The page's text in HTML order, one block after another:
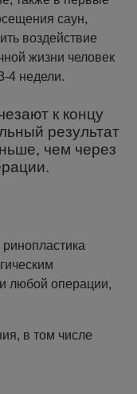
саун,
воздействие
жизни человек
4 недели.
к концу
результат
чем через
любой операции,
в том числе